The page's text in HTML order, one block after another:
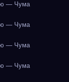
— Чума
— Чума
— Чума
— Чума